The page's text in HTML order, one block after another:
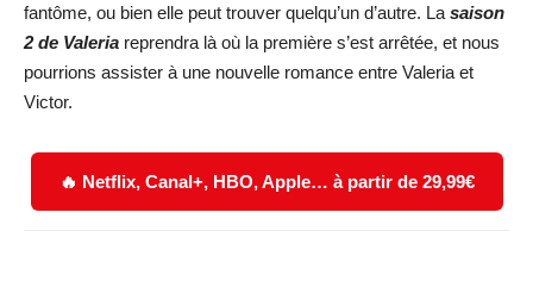
fantôme, ou bien elle peut trouver quelqu’un d’autre. Lasaison
2 de Valeria reprendra là où la première s’est arrêtée, et nous
pourrions assister à une nouvelle romance entre Valeria et
Victor.
🔥 Netflix, Canal+, HBO, Apple… à partir de 29,99€